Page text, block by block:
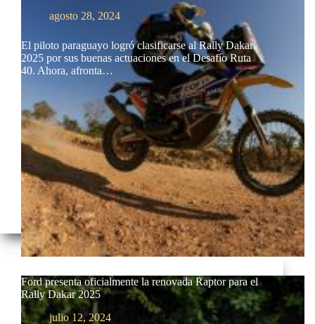
agosto 28, 2024
El piloto paraguayo logró clasificarse al Rally Dakar
2025 por sus buenas actuaciones en el Desafío Ruta
40. Ahora, afronta…
Ford presenta oficialmente la renovada Raptor para el
Rally Dakar 2025
julio 12, 2024